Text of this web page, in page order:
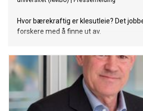
Hvor bærekraftig er klesutleie? Det
forskere med å finne ut av.